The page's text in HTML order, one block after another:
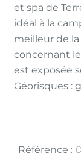
et spa de
idéal à la
meilleur de
concernant
est exposée
Géorisques :
Référence